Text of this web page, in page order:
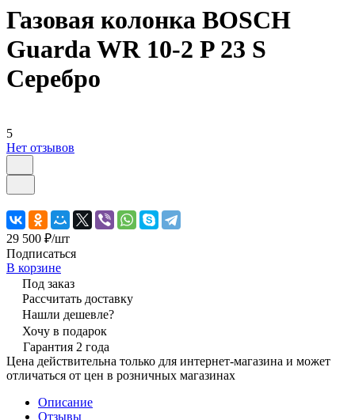
Газовая колонка BOSCH
Guarda WR 10-2 P 23 S
Серебро
5
Нет отзывов
29 500 ₽/шт
Подписаться
В корзине
Под заказ
Рассчитать доставку
Нашли дешевле?
Хочу в подарок
Гарантия 2 года
Цена действительна только для интернет-магазина и может
отличаться от цен в розничных магазинах
Описание
Отзывы